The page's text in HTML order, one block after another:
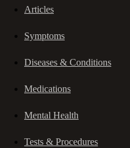
Articles
Symptoms
Diseases & Conditions
Medications
Mental Health
Tests & Procedures